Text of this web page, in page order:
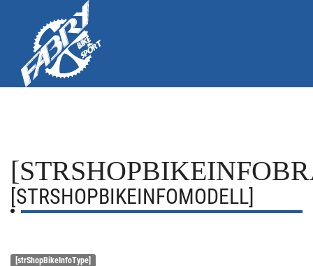
[STRSHOPBIKEINFOMODELL]
[strShopBikeInfoType]